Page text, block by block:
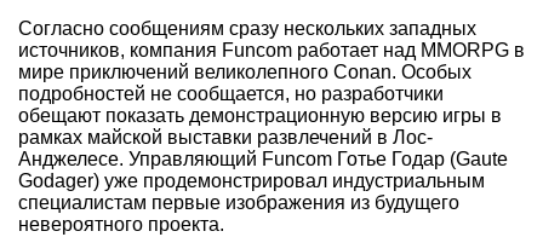
Согласно сообщениям сразу нескольких западных
источников, компания Funcom работает над MMORPG в
мире приключений великолепного Conan. Особых
подробностей не сообщается, но разработчики
обещают показать демонстрационную версию игры в
рамках майской выставки развлечений в Лос-
Анджелесе. Управляющий Funcom Готье Годар (Gaute
Godager) уже продемонстрировал индустриальным
специалистам первые изображения из будущего
невероятного проекта.